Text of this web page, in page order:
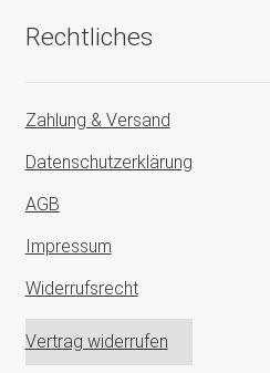
Rechtliches
Zahlung & Versand
Datenschutzerklärung
AGB
Impressum
Widerrufsrecht
Vertrag widerrufen